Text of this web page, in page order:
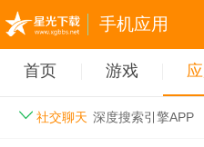
手机应用
首页 游戏
社交聊天 深度搜索引擎APP